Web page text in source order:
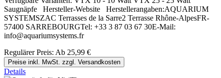
Saugnäpfe Hersteller-Website Herstellerangaben:AQUARIUM
SYSTEMSZAC Terrasses de la Sarre2 Terrasse Rhône-AlpesFR-
57400 SARREBOURGTel: +33 3 87 03 67 30E-Mail:
info@aquariumsystems.fr
Regulärer Preis: Ab 25,99 €
Preise inkl. MwSt. zzgl. Versandkosten
Details